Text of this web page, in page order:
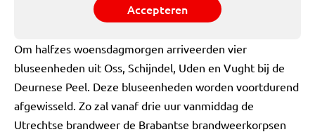
Accepteren
Om halfzes woensdagmorgen arriveerden vier
bluseenheden uit Oss, Schijndel, Uden en Vught bij de
Deurnese Peel. Deze bluseenheden worden voortdurend
afgewisseld. Zo zal vanaf drie uur vanmiddag de
Utrechtse brandweer de Brabantse brandweerkorpsen